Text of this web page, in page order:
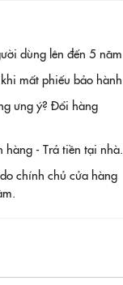
dùng lên đến 5 năm
mất phiếu bảo hành
ưng ý? Đổi hàng
- Trả tiền tại nhà.
chính chủ cửa hàng